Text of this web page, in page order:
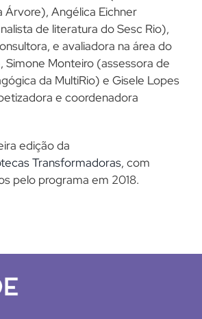
Árvore), Angélica Eichner
de literatura do Sesc Rio),
e avaliadora na área do
Simone Monteiro (assessora de
da MultiRio) e Gisele Lopes
e coordenadora
edição da
Transformadoras, com
pelo programa em 2018.